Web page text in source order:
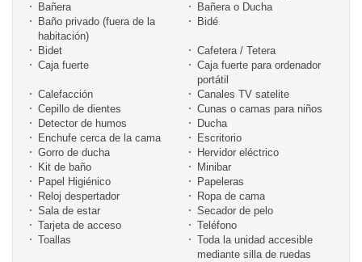
Bañera
Bañera o Ducha
Baño privado (fuera de la
habitación)
Bidé
Bidet
Cafetera / Tetera
Caja fuerte
Caja fuerte para ordenador
portátil
Calefacción
Canales TV satelite
Cepillo de dientes
Cunas o camas para niños
Detector de humos
Ducha
Enchufe cerca de la cama
Escritorio
Gorro de ducha
Hervidor eléctrico
Kit de baño
Minibar
Papel Higiénico
Papeleras
Reloj despertador
Ropa de cama
Sala de estar
Secador de pelo
Tarjeta de acceso
Teléfono
Toallas
Toda la unidad accesible
mediante silla de ruedas